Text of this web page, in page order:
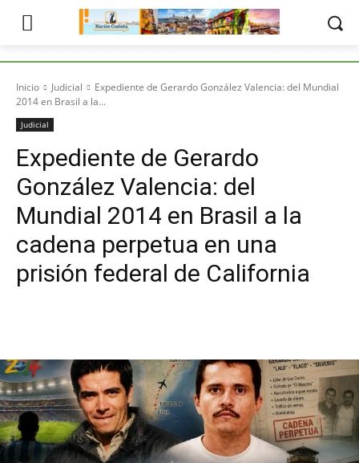
Inicio Judicial
Expediente de Gerardo González Valencia: del Mundial
2014 en Brasil a la...
Judicial
Expediente de Gerardo
González Valencia: del
Mundial 2014 en Brasil a la
cadena perpetua en una
prisión federal de California